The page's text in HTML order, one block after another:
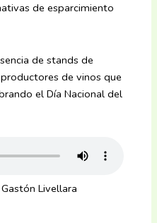
de esparcimiento
de stands de
de vinos que
el Día Nacional del
Livellara